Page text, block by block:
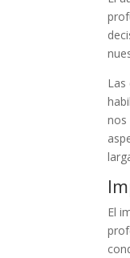
Las
nos
El